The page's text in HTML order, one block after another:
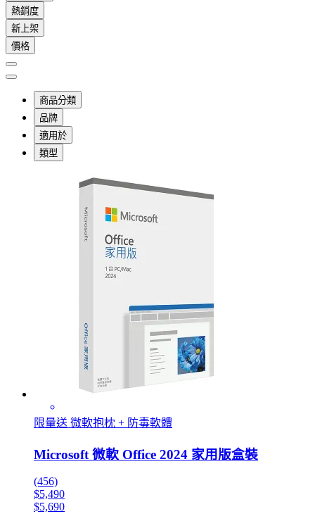
熱銷度
新上架
價格
商品分類
品牌
適用於
類型
限量送 微軟抱枕 + 防毒軟體
Microsoft 微軟 Office 2024 家用版盒裝
(456)
$5,490
$5,690